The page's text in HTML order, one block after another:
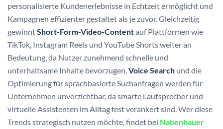
personalisierte Kundenerlebnisse in Echtzeit ermöglicht und
Kampagnen effizienter gestaltet als je zuvor. Gleichzeitig
gewinntShort-Form-Video-Contentauf Plattformen wie
TikTok, Instagram Reels und YouTube Shorts weiter an
Bedeutung, da Nutzer zunehmend schnelle und
unterhaltsame Inhalte bevorzugen. Voice Search und die
Optimierung für sprachbasierte Suchanfragen werden für
Unternehmen unverzichtbar, da smarte Lautsprecher und
virtuelle Assistenten im Alltag fest verankert sind. Wer diese
Trends strategisch nutzen möchte, findet bei Nabenhauer